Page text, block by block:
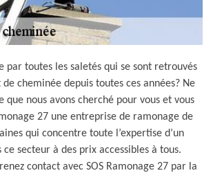
par toutes les saletés qui se sont retrouvés
cheminée depuis toutes ces années? Ne
que nous avons cherché pour vous et vous
27 une entreprise de ramonage de
qui concentre toute l’expertise d’un
ce secteur à des prix accessibles à tous.
contact avec SOS Ramonage 27 par la